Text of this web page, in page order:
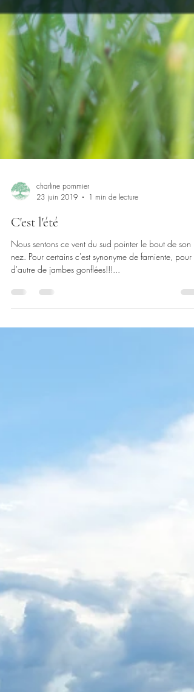
charline pommier
1 min de lecture
C'est l'été
Nous sentons ce vent du sud pointer le bout de son
nez. Pour certains c'est synonyme de farniente, pour